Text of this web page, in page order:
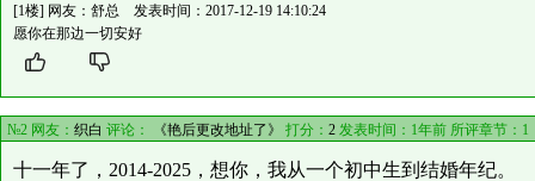
[1楼] 网友： 舒总 发表时间：2017-12-19 14:10:24
愿你在那边一切安好
№2 网友： 织白 评论： 《艳后更改地址了》 打分： 2 发表时间：1年前 所评章节： 1
十一年了，2014-2025，想你，我从一个初中生到结婚年纪。